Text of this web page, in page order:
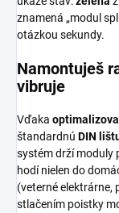
znamená „modul
otázkou sekundy.
Namontuješ
vibruje
Vďaka
štandardnú DIN
systém drží moduly
hodí nielen do
(veterné elektrárne,
stlačením poistky